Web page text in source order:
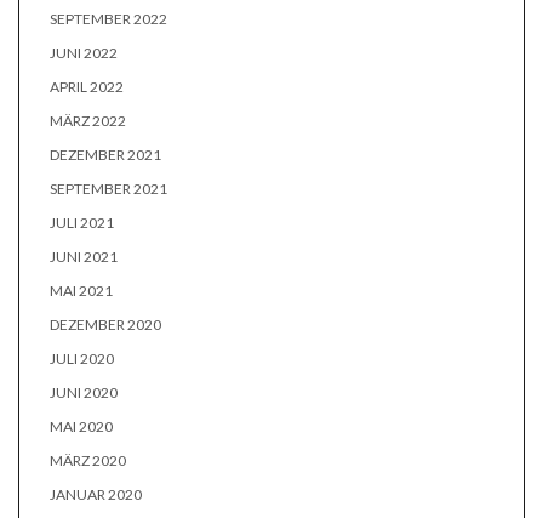
SEPTEMBER 2022
JUNI 2022
APRIL 2022
MÄRZ 2022
DEZEMBER 2021
SEPTEMBER 2021
JULI 2021
JUNI 2021
MAI 2021
DEZEMBER 2020
JULI 2020
JUNI 2020
MAI 2020
MÄRZ 2020
JANUAR 2020